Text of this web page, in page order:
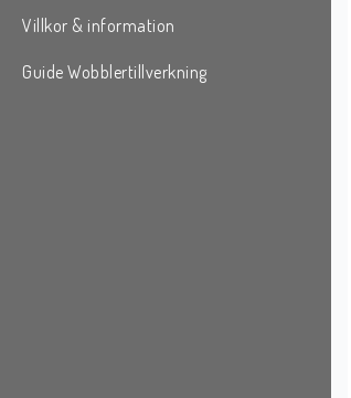
Villkor & information
Guide Wobblertillverkning